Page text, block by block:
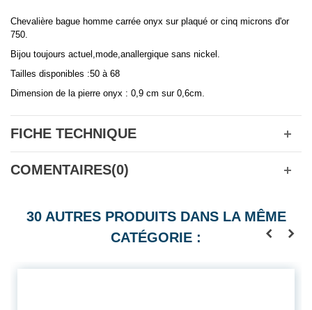
Chevalière bague homme carrée onyx sur plaqué or cinq microns d'or
750.
Bijou toujours actuel,mode,anallergique sans nickel.
Tailles disponibles :50 à 68
Dimension de la pierre onyx : 0,9 cm sur 0,6cm.
FICHE TECHNIQUE
COMENTAIRES(0)
30 AUTRES PRODUITS DANS LA MÊME
CATÉGORIE :